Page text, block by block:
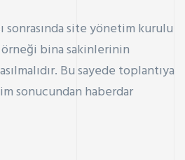
sonrasında site yönetim kurulu
bina sakinlerinin
Bu sayede toplantıya
sonucundan haberdar